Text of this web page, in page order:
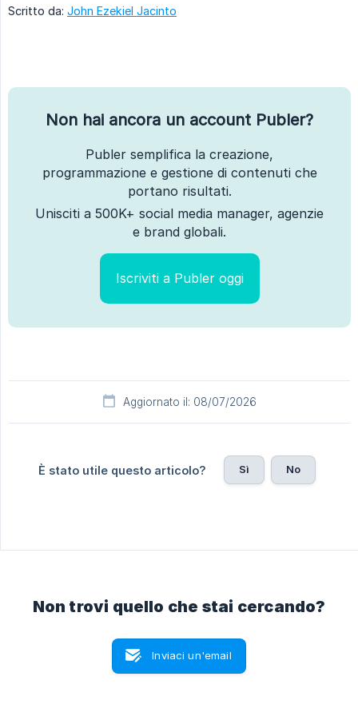
Scritto da: John Ezekiel Jacinto
Non hai ancora un account Publer?
Publer semplifica la creazione,
programmazione e gestione di contenuti che
portano risultati.
Unisciti a 500K+ social media manager, agenzie
e brand globali.
Iscriviti a Publer oggi
Aggiornato il: 08/07/2026
È stato utile questo articolo? Sì No
Non trovi quello che stai cercando?
Inviaci un'email